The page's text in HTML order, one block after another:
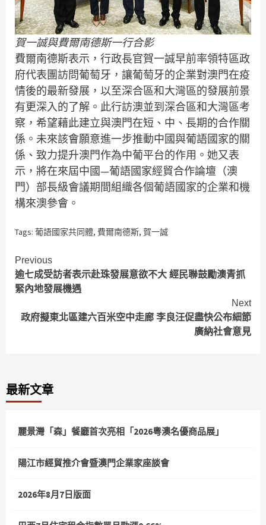
賀一誠與費爾南德斯一行合影
費爾南德斯表示，行政長官賀一誠早前率領特區政
府代表團訪問葡萄牙，讓葡萄牙的企業對澳門在疫
情後的最新發展，以至深合區和大灣區的發展前景
有更深入的了解。此行訪澳並到深合區和大灣區考
察，希望藉此建立與澳門在短、中、長期的合作關
係。未來該會願意進一步推動中國與葡語國家的關
係、致力提升澳門作為中葡平台的作用。她又表
示，將在來屆中國—葡語國家經貿合作論壇（澳
門）部長級會議期間組織各個葡語國家的企業和機
構來澳參會。
Tags: 葡語國家共同體, 費爾南德斯, 賀一誠
Continue
Reading
Previous
逾七成受訪者表示赴珠發展意欲不大 經民聯鼓勵澳青抓
緊內地發展機遇
Next
政府擬東北區建六百米空中走廊 李良汪促盡快公布細節
廣納社會意見
最新文章
麗景灣「森」餐廳首次亮相「2026粵澳名優商品展」
陽江市經貿推介會暨澳門企業家座談會
2026年8月7日版面